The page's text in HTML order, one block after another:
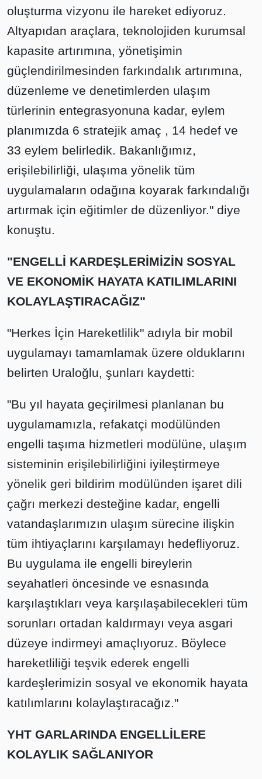
oluşturma vizyonu ile hareket ediyoruz.
Altyapıdan araçlara, teknolojiden kurumsal
kapasite artırımına, yönetişimin
güçlendirilmesinden farkındalık artırımına,
düzenleme ve denetimlerden ulaşım
türlerinin entegrasyonuna kadar, eylem
planımızda 6 stratejik amaç , 14 hedef ve
33 eylem belirledik. Bakanlığımız,
erişilebilirliği, ulaşıma yönelik tüm
uygulamaların odağına koyarak farkındalığı
artırmak için eğitimler de düzenliyor." diye
konuştu.
"ENGELLİ KARDEŞLERİMİZİN SOSYAL
VE EKONOMİK HAYATA KATILIMLARINI
KOLAYLAŞTIRACAĞIZ"
"Herkes İçin Hareketlilik" adıyla bir mobil
uygulamayı tamamlamak üzere olduklarını
belirten Uraloğlu, şunları kaydetti:
"Bu yıl hayata geçirilmesi planlanan bu
uygulamamızla, refakatçi modülünden
engelli taşıma hizmetleri modülüne, ulaşım
sisteminin erişilebilirliğini iyileştirmeye
yönelik geri bildirim modülünden işaret dili
çağrı merkezi desteğine kadar, engelli
vatandaşlarımızın ulaşım sürecine ilişkin
tüm ihtiyaçlarını karşılamayı hedefliyoruz.
Bu uygulama ile engelli bireylerin
seyahatleri öncesinde ve esnasında
karşılaştıkları veya karşılaşabilecekleri tüm
sorunları ortadan kaldırmayı veya asgari
düzeye indirmeyi amaçlıyoruz. Böylece
hareketliliği teşvik ederek engelli
kardeşlerimizin sosyal ve ekonomik hayata
katılımlarını kolaylaştıracağız."
YHT GARLARINDA ENGELLİLERE
KOLAYLIK SAĞLANIYOR